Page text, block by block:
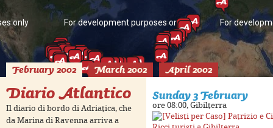
only For development purposes only For
February 2002 March 2002 April 2002
Diario Atlantico
Il diario di bordo di Adriatica, che
da Marina di Ravenna arriva a
Sunday 3 February
ore 08:00, Gibilterra